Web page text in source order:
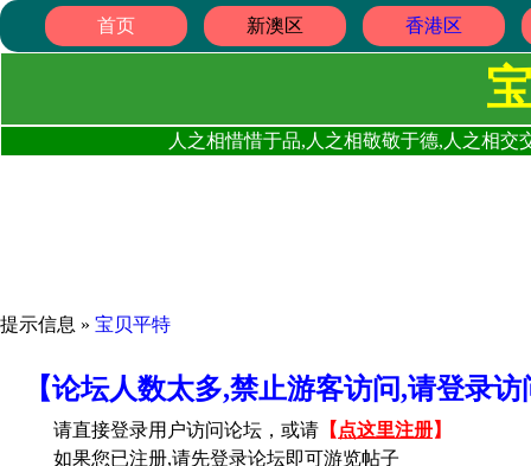
首页 新澳区 香港区
人之相惜惜于品,人之相敬敬于德,人之相
提示信息 » 宝贝平特
【论坛人数太多,禁止游客访问,请登录
请直接登录用户访问论坛，或请 【 点这里注册】
如果您已注册,请先登录论坛即可游览帖子